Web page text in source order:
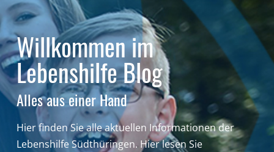
Willkommen im
Lebenshilfe Blog
Alles aus einer Hand
Hier finden Sie alle aktuellen Informationen der
Lebenshilfe Südthüringen. Hier lesen Sie